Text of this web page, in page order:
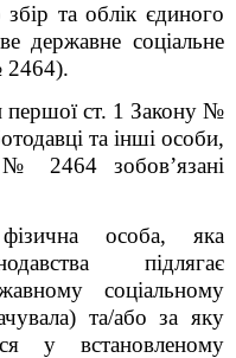
та облік єдиного
державне соціальне
2464).
першої ст. 1 Закону №
та інші особи,
2464 зобов’язані
особа, яка
підлягає
соціальному
та/або за яку
у встановленому